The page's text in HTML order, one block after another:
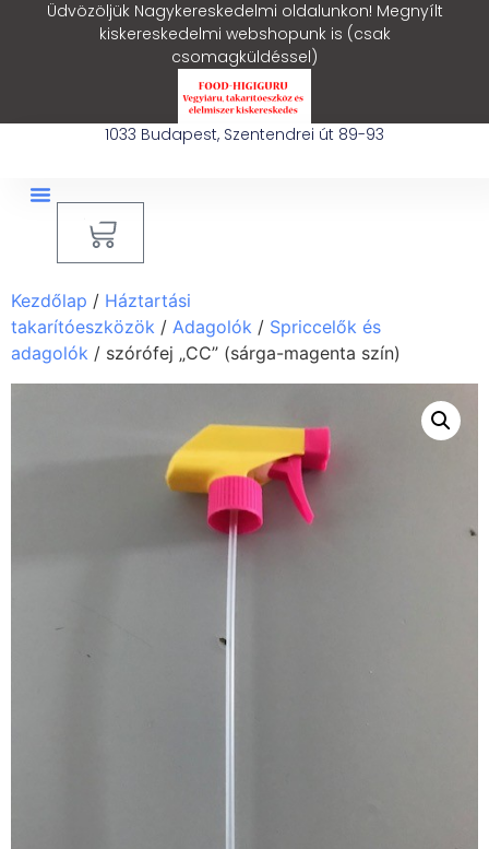
Üdvözöljük Nagykereskedelmi oldalunkon! Megnyílt
kiskereskedelmi webshopunk is (csak
csomagküldéssel)
1033 Budapest, Szentendrei út 89-93
Kezdőlap / Háztartási
takarítóeszközök / Adagolók / Spriccelők és
adagolók / szórófej „CC” (sárga-magenta szín)